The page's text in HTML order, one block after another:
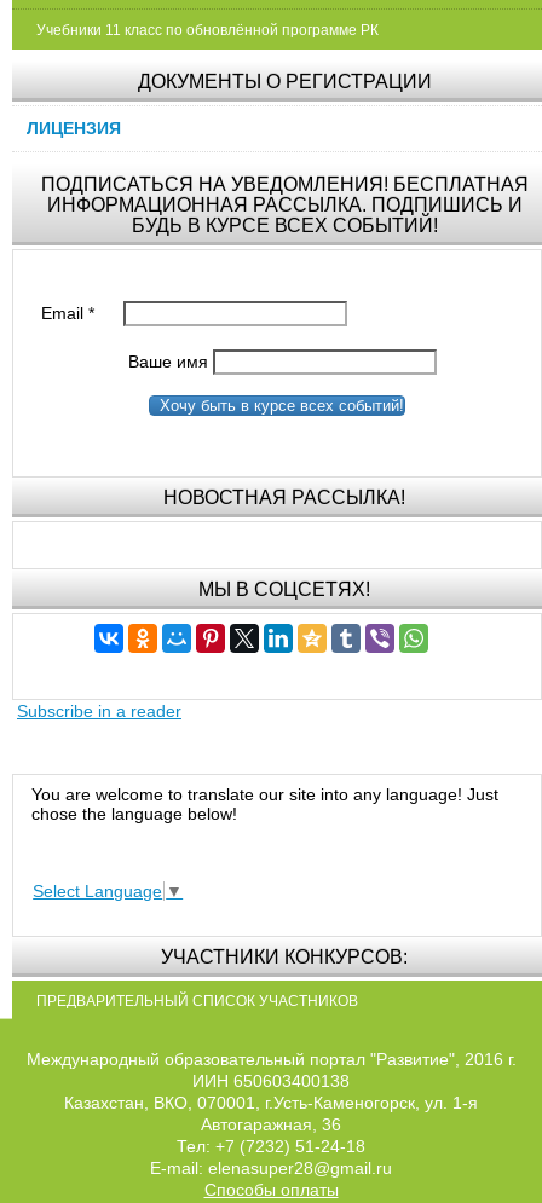
Учебники 11 класс по обновлённой программе РК
ДОКУМЕНТЫ О РЕГИСТРАЦИИ
ЛИЦЕНЗИЯ
ПОДПИСАТЬСЯ НА УВЕДОМЛЕНИЯ! БЕСПЛАТНАЯ
ИНФОРМАЦИОННАЯ РАССЫЛКА. ПОДПИШИСЬ И
БУДЬ В КУРСЕ ВСЕХ СОБЫТИЙ!
Email*
Ваше имя
Хочу быть в курсе всех событий!
НОВОСТНАЯ РАССЫЛКА!
МЫ В СОЦСЕТЯХ!
Subscribe in a reader
You are welcome to translate our site into any language! Just
chose the language below!
Select Language ▼
УЧАСТНИКИ КОНКУРСОВ:
ПРЕДВАРИТЕЛЬНЫЙ СПИСОК УЧАСТНИКОВ
Международный образовательный портал "Развитие", 2016 г.
ИИН 650603400138
Казахстан, ВКО, 070001, г.Усть-Каменогорск, ул. 1-я
Автогаражная, 36
Тел: +7 (7232) 51-24-18
E-mail: elenasuper28@gmail.ru
Способы оплаты